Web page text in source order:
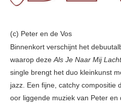
(c) Peter en de Vos
Binnenkort verschijnt het
waarop dezeAls Je Naar Mij Lacht
single brengt het duo kleinkunst
jazz. Een fijne, catchy compositie
oor liggende muziek van Peter en